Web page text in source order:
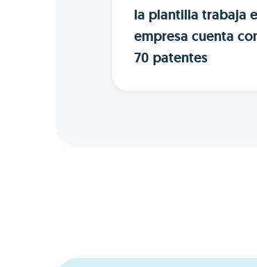
la plantilla trabaja
empresa cuenta
70 patentes